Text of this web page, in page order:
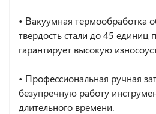
• Вакуумная термообработка
твердость стали до 45 единиц
гарантирует высокую
• Профессиональная ручная
безупречную работу
длительного времени.